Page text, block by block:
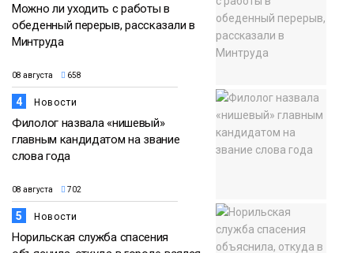
Можно ли уходить с работы в
обеденный перерыв, рассказали в
Минтруда
08 августа 658
4 Новости
Филолог назвала «нишевый»
главным кандидатом на звание
слова года
08 августа 702
5 Новости
Норильская служба спасения